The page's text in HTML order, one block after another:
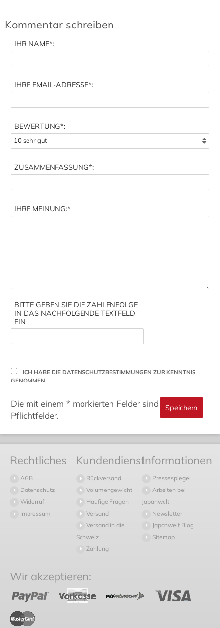
Kommentar schreiben
IHR NAME*:
IHRE EMAIL-ADRESSE*:
BEWERTUNG*:
ZUSAMMENFASSUNG*:
IHRE MEINUNG:*
BITTE GEBEN SIE DIE ZAHLENFOLGE
IN DAS NACHFOLGENDE TEXTFELD
EIN
ICH HABE DIE DATENSCHUTZBESTIMMUNGEN ZUR KENNTNIS
GENOMMEN.
Die mit einem * markierten Felder sind
Pflichtfelder.
Rechtliches
AGB
Datenschutz
Widerruf
Impressum
Kundendienst
Rückversand
Volumengewicht
Häufige Fragen
Versand
Versand in die
Schweiz
Zahlung
Informationen
Pressespiegel
Arbeiten bei
Japanwelt
Newsletter
Japanwelt Blog
Sitemap
Wir akzeptieren: